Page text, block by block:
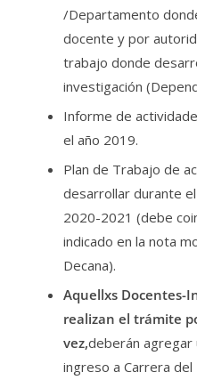
/Departamento
docente y por
trabajo donde
investigación
Informe de
el año 2019.
Plan de Trabajo de
desarrollar durante
2020-2021 (debe
indicado en la nota
Decana).
Aquellxs Docentes-
realizan el trámite
vez,deberán agregar
ingreso a Carrera